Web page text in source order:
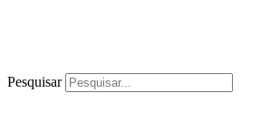
Pesquisar